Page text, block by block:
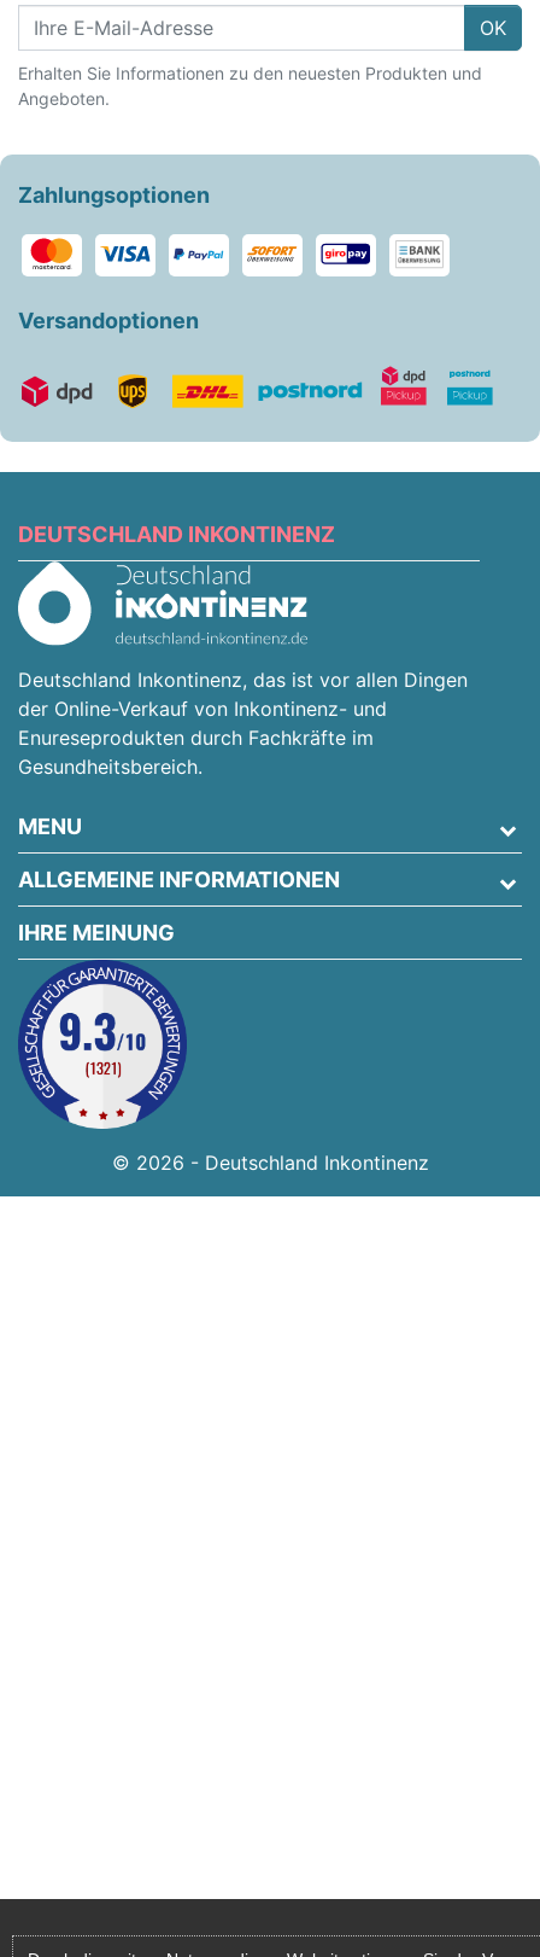
OK
Erhalten Sie Informationen zu den neuesten Produkten und
Angeboten.
Zahlungsoptionen
Versandoptionen
DEUTSCHLAND INKONTINENZ
Deutschland Inkontinenz, das ist vor allen Dingen
der Online-Verkauf von Inkontinenz- und
Enureseprodukten durch Fachkräfte im
Gesundheitsbereich.
MENU
ALLGEMEINE INFORMATIONEN
IHRE MEINUNG
© 2026 - Deutschland Inkontinenz